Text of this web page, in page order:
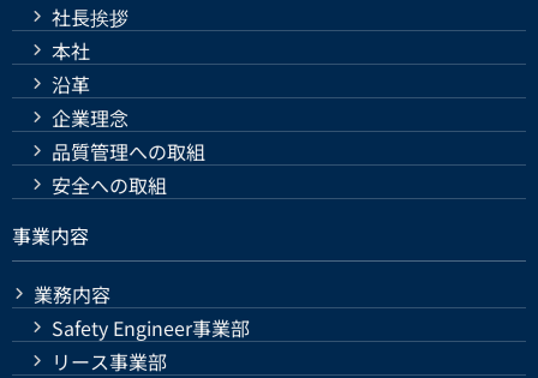
社長挨拶
本社
沿革
企業理念
品質管理への取組
安全への取組
事業内容
業務内容
Safety Engineer事業部
リース事業部